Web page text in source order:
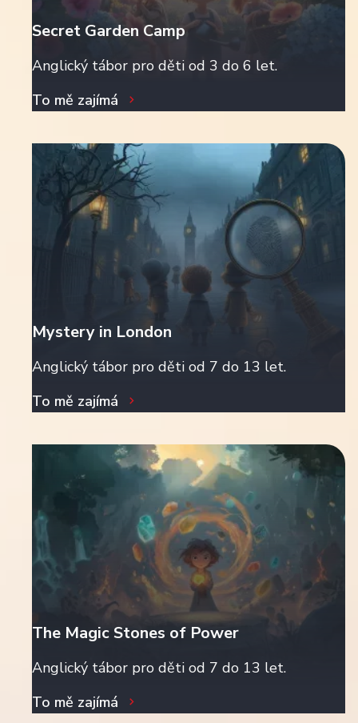
Secret Garden Camp
Anglický tábor pro děti od 3 do 6 let.
To mě zajímá
Mystery in London
Anglický tábor pro děti od 7 do 13 let.
To mě zajímá
The Magic Stones of Power
Anglický tábor pro děti od 7 do 13 let.
To mě zajímá